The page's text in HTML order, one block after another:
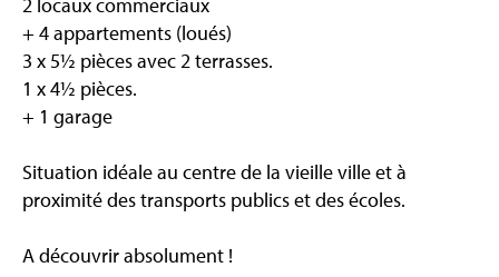
+ 4 appartements (loués)
3 x 5½ pièces avec 2 terrasses.
1 x 4½ pièces.
+ 1 garage
Situation idéale au centre de la vieille ville et à
proximité des transports publics et des écoles.
A découvrir absolument !